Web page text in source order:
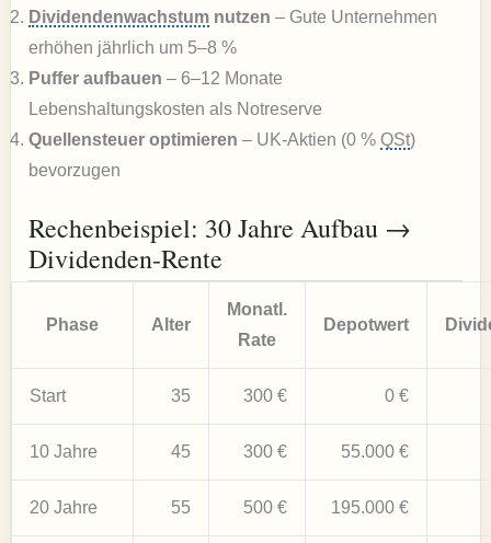
Dividendenwachstumnutzen – Gute Unternehmen
erhöhen jährlich um 5–8 %
Puffer aufbauen – 6–12 Monate
Lebenshaltungskosten als Notreserve
Quellensteuer optimieren – UK-Aktien (0 % QSt)
bevorzugen
Rechenbeispiel: 30 Jahre Aufbau →
Dividenden-Rente
Phase Alter
Monatl.
Rate
Depotwert
Start 35 300 € 0 €
10 Jahre 45 300 € 55.000 €
20 Jahre 55 500 € 195.000 €